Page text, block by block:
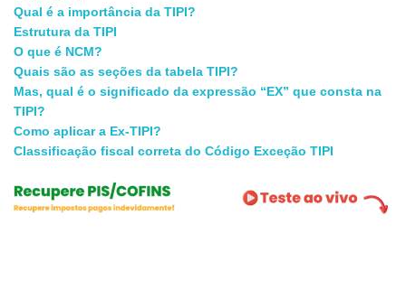
Qual é a importância da TIPI?
Estrutura da TIPI
O que é NCM?
Quais são as seções da tabela TIPI?
Mas, qual é o significado da expressão “EX” que consta na
TIPI?
Como aplicar a Ex-TIPI?
Classificação fiscal correta do Código Exceção TIPI